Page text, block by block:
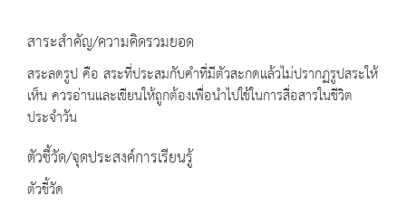
สาระสำคัญ/ความคิดรวมยอด
สระลดรูป คือ สระที่ประสมกับคำที่มีตัวสะกดแล้วไม่ปรากฏรูปสระให้
เห็น ควรอ่านและเขียนให้ถูกต้องเพื่อนำไปใช้ในการสื่อสารในชีวิต
ประจำวัน
ตัวชี้วัด/จุดประสงค์การเรียนรู้
ตัวชี้วัด